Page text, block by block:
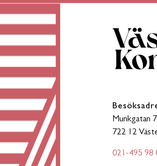
Munkgatan 7
722 12
021-495 98